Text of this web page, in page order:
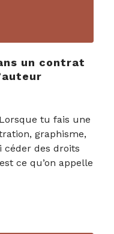
un contrat
tu fais une
graphisme,
céder des droits
ce qu’on appelle